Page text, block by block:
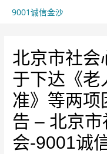
9001诚信金沙
北京市社会
于下达《老
准》等两项
告 – 北京
会-9001诚